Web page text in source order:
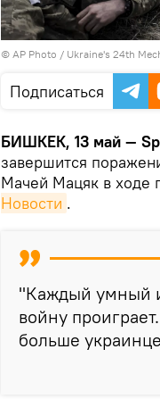
© AP Photo / Ukraine's 24th
Подписаться
БИШКЕК, 13 май —
завершится
Мачей Мацяк в ходе
Новости .
"Каждый умный и
войну
больше